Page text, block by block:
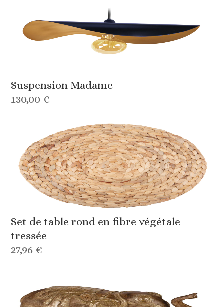
Suspension Madame
130,00 €
Set de table rond en fibre végétale
tressée
27,96 €